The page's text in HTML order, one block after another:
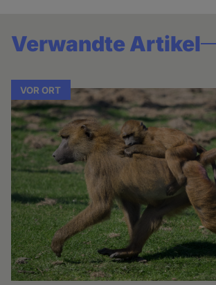
Verwandte Artikel
VOR ORT